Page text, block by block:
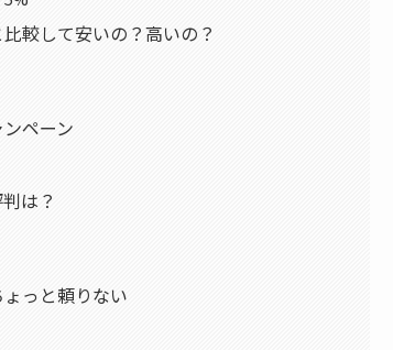
較して安いの？高いの？
ペーン
は？
っと頼りない